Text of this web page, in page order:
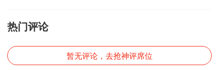
热门评论
暂无评论，去抢神评席位